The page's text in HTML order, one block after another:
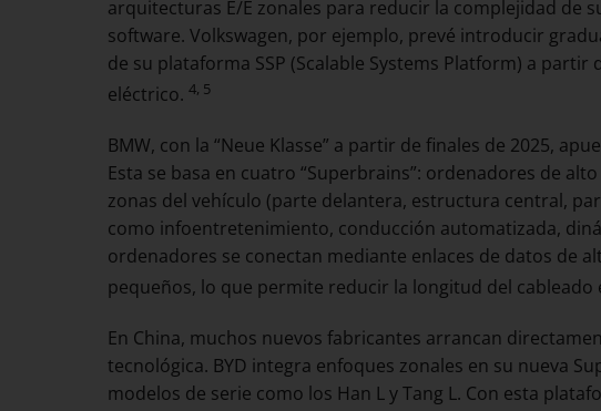
arquitecturas E/E zonales para reducir la complejidad de
software. Volkswagen, por ejemplo, prevé introducir
de su plataforma SSP (Scalable Systems Platform) a partir
eléctrico. 4, 5
BMW, con la “Neue Klasse” a partir de finales de 2025,
Esta se basa en cuatro “Superbrains”: ordenadores de
zonas del vehículo (parte delantera, estructura central,
como infoentretenimiento, conducción automatizada,
ordenadores se conectan mediante enlaces de datos de
pequeños, lo que permite reducir la longitud del cableado
En China, muchos nuevos fabricantes arrancan
tecnológica. BYD integra enfoques zonales en su nueva
modelos de serie como los Han L y Tang L. Con esta